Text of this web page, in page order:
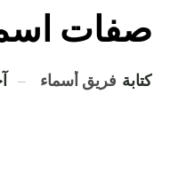
صفات
كتابة فريق أسماء